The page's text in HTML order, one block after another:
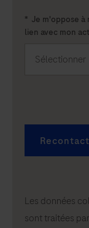
* Je m'oppose à
lien avec mon
Les données
sont traitées